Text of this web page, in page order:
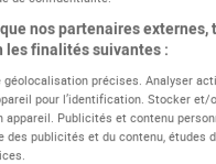
Métrage Lycéen
la sensibilité artistique
à exprimer leur
réalisations originales,
ou menées dans le cadre
nos partenaires
les finalités suivantes :
géolocalisation précises. Analyser
pour l’identification. Stocker et/
Publicités et contenu
des publicités et du contenu, études